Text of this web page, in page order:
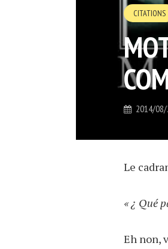
CITATIONS
2014/
Le
« ¿ Qué
Eh non,